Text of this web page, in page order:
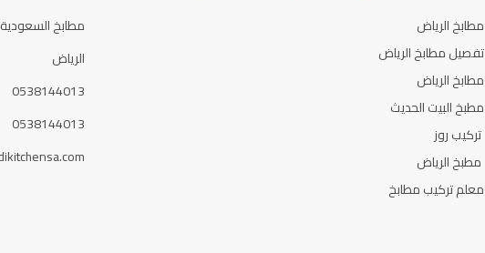
مطابخ الرياض
تفصيل مطابخ الرياض
مطابخ الرياض
مطبخ البيت الحديث
تركيب روز
مطبخ الرياض
معلم تركيب مطابخ
مطابخ السعودية
الرياض
0538144013
0538144013